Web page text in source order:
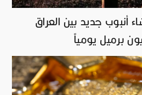
أنبوب جديد بين العراق
برميل يومياً